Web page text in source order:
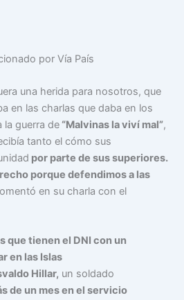
por Vía País
una herida para nosotros, que
en las charlas que daba en los
la guerra de “Malvinas la viví mal”,
tanto el cómo sus
por parte de sus superiores.
porque defendimos a las
en su charla con el
que tienen el DNI con un
en las Islas
Hillar, un soldado
de un mes en el servicio